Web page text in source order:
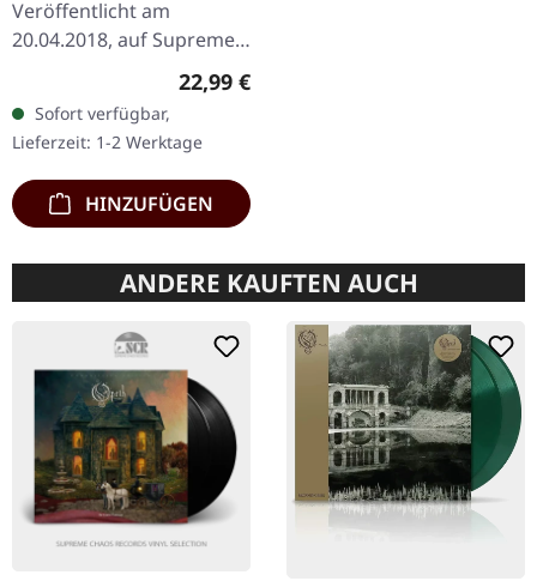
Veröffentlicht am
20.04.2018, auf Supreme
Transparent Bernstein
Vinyl (LP1) / Transparent
Lila Vinyl (LP2) im…
Regulärer Preis:
22,99 €
Sofort verfügbar,
Lieferzeit: 1-2 Werktage
HINZUFÜGEN
ANDERE KAUFTEN AUCH